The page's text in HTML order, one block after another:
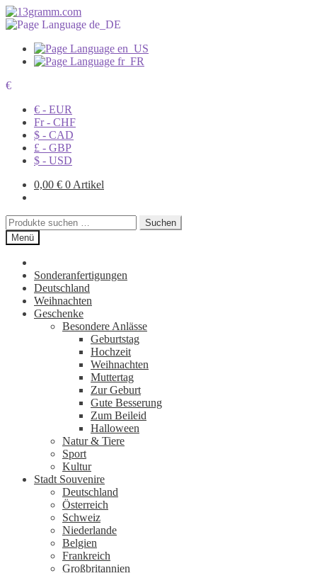
€
€ - EUR
Fr - CHF
$ - CAD
£ - GBP
$ - USD
0,00 € 0 Artikel
Suchen
nach:
Suchen
Menü
Sonderanfertigungen
Deutschland
Weihnachten
Geschenke
Besondere Anlässe
Geburtstag
Hochzeit
Weihnachten
Muttertag
Zur Geburt
Gute Besserung
Zum Beileid
Halloween
Natur & Tiere
Sport
Kultur
Stadt Souvenire
Deutschland
Österreich
Schweiz
Niederlande
Belgien
Frankreich
Großbritannien